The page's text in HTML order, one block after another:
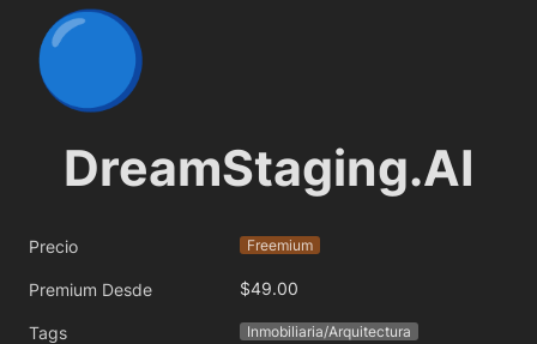
🔵
DreamStaging.AI
Precio Freemium
Premium Desde $49.00
Tags Inmobiliaria/Arquitectura